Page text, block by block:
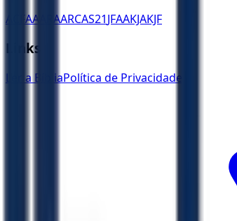
ACFAA ARAARCAS21JFAAKJAKJF
Links
Ler a BíbliaPolítica de Privacidade